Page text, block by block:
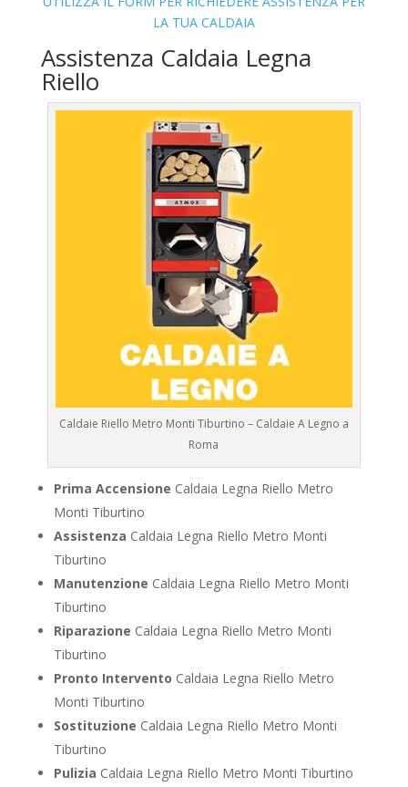
LA TUA CALDAIA
Assistenza Caldaia Legna
Riello
Caldaie Riello Metro Monti Tiburtino – Caldaie A Legno a
Roma
Prima Accensione Caldaia Legna Riello Metro
Monti Tiburtino
Assistenza Caldaia Legna Riello Metro Monti
Tiburtino
Manutenzione Caldaia Legna Riello Metro Monti
Tiburtino
Riparazione Caldaia Legna Riello Metro Monti
Tiburtino
Pronto Intervento Caldaia Legna Riello Metro
Monti Tiburtino
Sostituzione Caldaia Legna Riello Metro Monti
Tiburtino
Pulizia Caldaia Legna Riello Metro Monti Tiburtino